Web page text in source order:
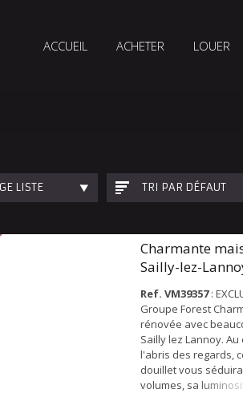
ACCUEIL ACHETER LOUER
LISTE TRI PAR DÉFAUT
Charmante
Sailly-lez-
Ref. VM39357:
Groupe Forest
rénovée avec
Sailly lez Lannoy. Au
l'abris des regards,
douillet vous
volumes, sa